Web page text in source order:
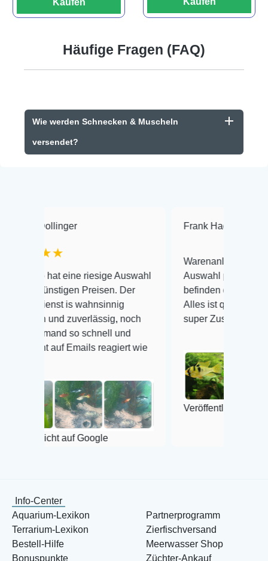
Häufige Fragen (FAQ)
Wie werden Schnecken & Muscheln
versendet?
riesige Auswahl
Preisen. Der
wahnsinnig
noch
schnell und
reagiert wie
Frank Hackmayer ★★★★
Warenanlieferung Top und die
Auswahl plus gesundheitliches
befinden der Fische einwandfrei.
Alles ist quick lebendig und im
super Zustand. Gerne wieder 😃
Veröffentlicht auf Google
Info-Center
Aquarium-Lexikon
Terrarium-Lexikon
Bestell-Hilfe
Bonuspunkte
Partnerprogramm
Zierfischversand
Meerwasser Shop
Züchter-Ankauf